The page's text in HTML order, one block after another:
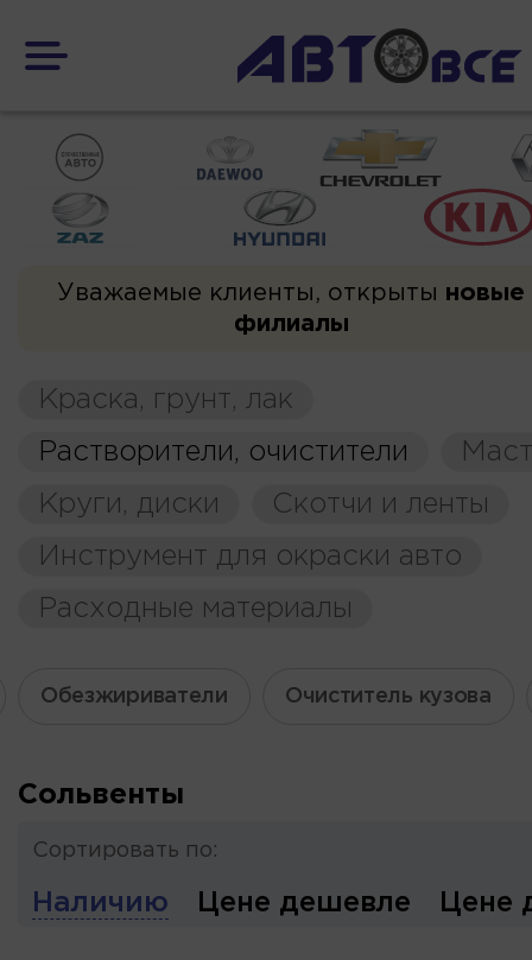
Уважаемые клиенты, открыты новые
филиалы
Краска, грунт, лак
Растворители, очистители
Круги, диски
Скотчи и ленты
Инструмент для окраски авто
Расходные материалы
Обезжириватели Очиститель кузова
Сольвенты
Сортировать по:
Наличию Цене дешевле Цене